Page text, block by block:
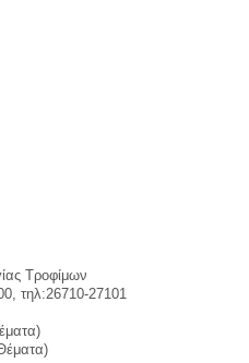
Τροφίμων
τηλ:26710-27101